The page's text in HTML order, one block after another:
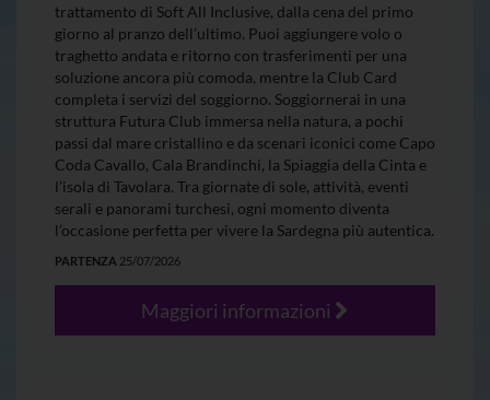
trattamento di Soft All Inclusive, dalla cena del primo
giorno al pranzo dell’ultimo. Puoi aggiungere volo o
traghetto andata e ritorno con trasferimenti per una
soluzione ancora più comoda, mentre la Club Card
completa i servizi del soggiorno. Soggiornerai in una
struttura Futura Club immersa nella natura, a pochi
passi dal mare cristallino e da scenari iconici come Capo
Coda Cavallo, Cala Brandinchi, la Spiaggia della Cinta e
l’isola di Tavolara. Tra giornate di sole, attività, eventi
serali e panorami turchesi, ogni momento diventa
l’occasione perfetta per vivere la Sardegna più autentica.
PARTENZA 25/07/2026
Maggiori informazioni